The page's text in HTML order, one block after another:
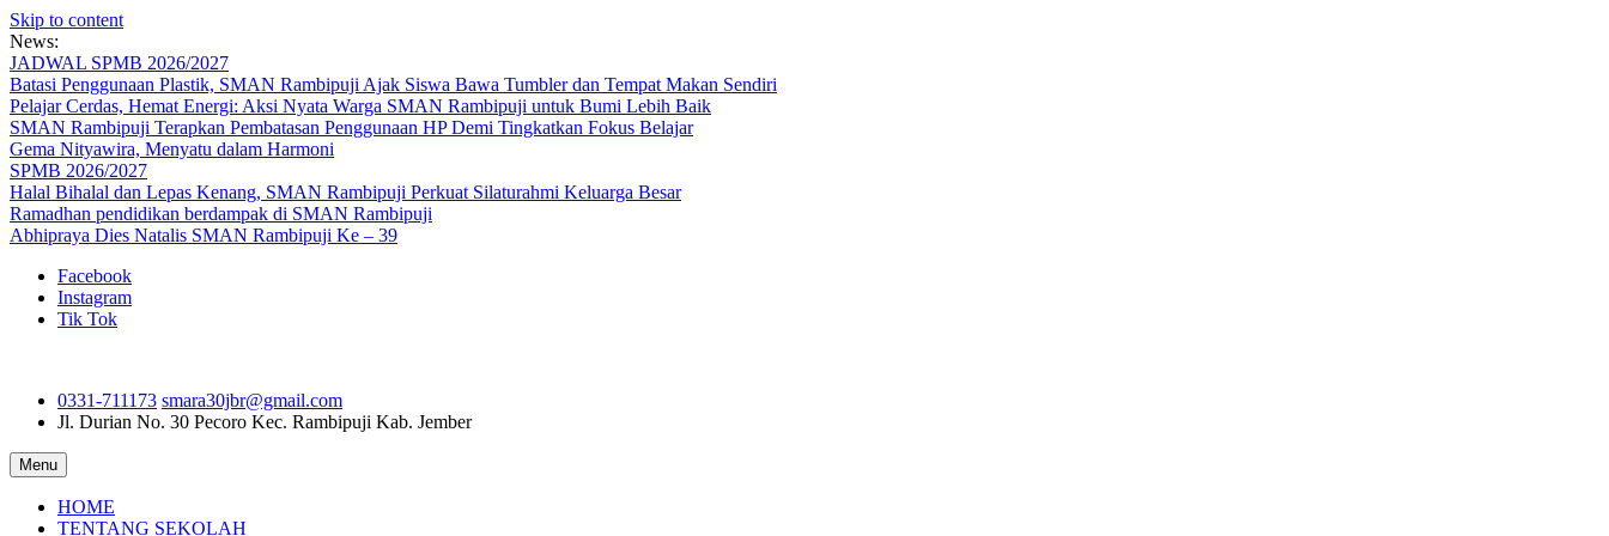
Skip to content
News:
JADWAL SPMB 2026/2027
Batasi Penggunaan Plastik, SMAN Rambipuji Ajak Siswa Bawa Tumbler dan Tempat Makan Sendiri
Pelajar Cerdas, Hemat Energi: Aksi Nyata Warga SMAN Rambipuji untuk Bumi Lebih Baik
SMAN Rambipuji Terapkan Pembatasan Penggunaan HP Demi Tingkatkan Fokus Belajar
Gema Nityawira, Menyatu dalam Harmoni
SPMB 2026/2027
Halal Bihalal dan Lepas Kenang, SMAN Rambipuji Perkuat Silaturahmi Keluarga Besar
Ramadhan pendidikan berdampak di SMAN Rambipuji
Abhipraya Dies Natalis SMAN Rambipuji Ke – 39
Facebook
Instagram
Tik Tok
0331-711173 smara30jbr@gmail.com
Jl. Durian No. 30 Pecoro Kec. Rambipuji Kab. Jember
Menu
HOME
TENTANG SEKOLAH